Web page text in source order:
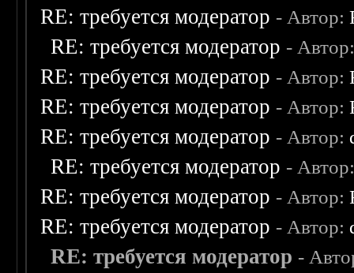
RE: требуется модератор - Автор:
RE: требуется модератор -
RE: требуется модератор - Автор:
RE: требуется модератор - Автор:
RE: требуется модератор - Автор:
RE: требуется модератор -
RE: требуется модератор - Автор:
RE: требуется модератор - Автор:
RE: требуется модератор -